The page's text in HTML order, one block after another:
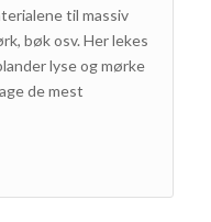
til massiv
bøk osv. Her lekes
lyse og mørke
de mest